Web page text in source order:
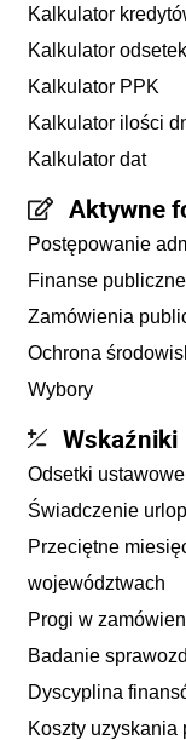
Kalkulator
Kalkulator
Kalkulator PPK
Kalkulator ilości
Kalkulator dat
Aktywne
Postępowanie
Finanse publiczne
Zamówienia
Ochrona
Wybory
Wskaźniki
Odsetki
Świadczenie
Przeciętne
województwach
Progi w
Badanie
Dyscyplina
Koszty uzyskania